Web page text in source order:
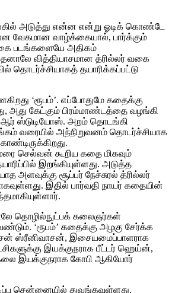
அடுத்து என்ன என்று ஓடிக் கொண்டே
வேகமான வாழ்க்கையால், பார்க்கும்
படங்களையே அதிகம்
வித்தியாசமான த்ரில்லர் வகை
தொடர்ச்சியாகத் தயாரிக்கப்பட்டு
‘ரூபம்’. எப்போதுமே கதைக்கு
அது கேட்கும் பிரம்மாண்டத்தை வழங்கி
ஸ்டுடியோஸ். அறம் தொடங்கி
வரையில் அந்நிறுவனம் தொடர்ச்சியாக
செல்வன் கூறிய கதை மிகவும்
இறங்கியுள்ளது. அடுத்த
அளவுக்கு சூப்பர் நேச்சுரல் த்ரில்லர்
இதில் பார்வதி நாயர் கதையின்
தொழில்நுட்பக் கலைஞர்கள்
‘ரூபம்’ கதைக்கு அழகு சேர்க்க
ஸ்ரீனிவாசன், இசையமைப்பாளராக
இயக்குநராக பீட்டர் ஹெய்ன்,
கலை இயக்குநராக கோபி ஆகியோர்
சென்னையில் துவங்கவுள்ளது.